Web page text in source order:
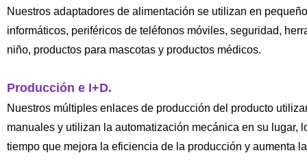
Nuestros adaptadores de alimentación se utilizan en
informáticos, periféricos de teléfonos móviles, seguridad,
niño, productos para mascotas y productos médicos.
Producción e I+D.
Nuestros múltiples enlaces de producción del producto
manuales y utilizan la automatización mecánica en su
tiempo que mejora la eficiencia de la producción y aumenta